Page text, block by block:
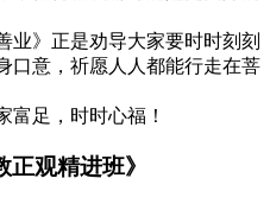
业》正是劝导大家要时时刻刻
口意，祈愿人人都能行走在菩
富足，时时心福！
正观精进班》